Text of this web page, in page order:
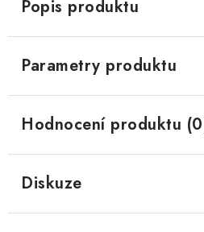
Popis produktu
Parametry produktu
Hodnocení produktu
Diskuze